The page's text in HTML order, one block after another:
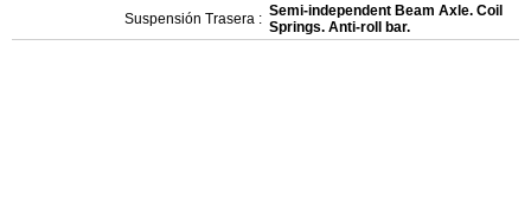
Suspensión Trasera : Semi-independent Beam Axle. Coil
Springs. Anti-roll bar.